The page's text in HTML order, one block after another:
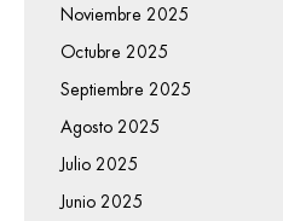
Noviembre 2025
Octubre 2025
Septiembre 2025
Agosto 2025
Julio 2025
Junio 2025